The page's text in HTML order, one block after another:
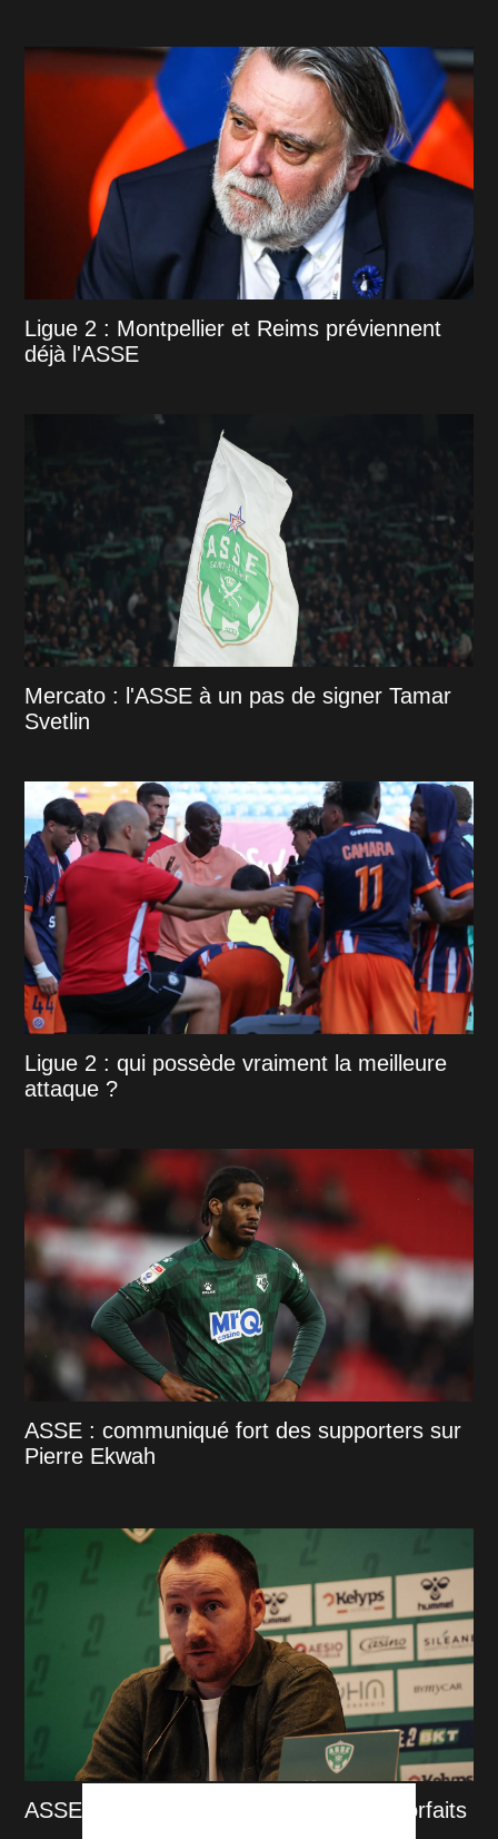
Ligue 2 : Montpellier et Reims préviennent
déjà l'ASSE
Mercato : l'ASSE à un pas de signer Tamar
Svetlin
Ligue 2 : qui possède vraiment la meilleure
attaque ?
ASSE : communiqué fort des supporters sur
Pierre Ekwah
ASSE : Ian Cathro annonce plusieurs forfaits